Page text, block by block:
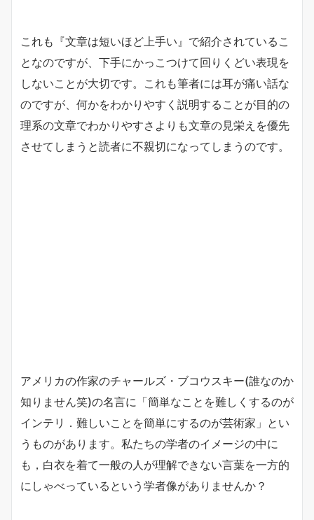
これも『文章は短いほど上手い』で紹介されているこ
となのですが、下手にかっこつけて回りくどい表現を
しないことが大切です。これも筆者には耳が痛い話な
のですが、何かをわかりやすく説明することが目的の
理系の文章でわかりやすさよりも文章の見栄えを優先
させてしまうと読者に不親切になってしまうのです。
アメリカの作家のチャールズ・ブコウスキー(誰なのか
知りません笑)の名言に「簡単なことを難しくするのが
インテリ．難しいことを簡単にするのが芸術家」とい
うものがあります。私たちの学者のイメージの中に
も，白衣を着て一般の人が理解できない言葉を一方的
にしゃべっているという学者像がありませんか？